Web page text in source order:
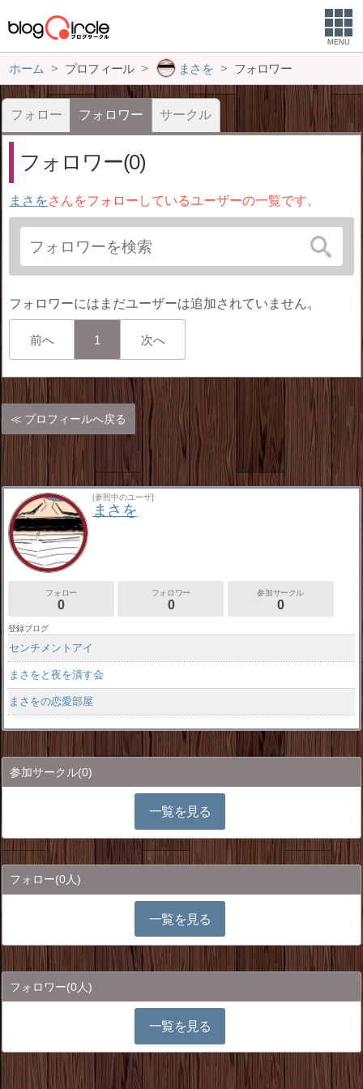
MENU
ホーム プロフィール まさを フォロワー
フォロー フォロワー サークル
フォロワー(0)
まさをさんをフォローしているユーザーの一覧です。
フォロワーにはまだユーザーは追加されていません。
前へ 1 次へ
プロフィールへ戻る
[参照中のユーザ]
まさを
フォロー
0
フォロワー
0
参加サークル
0
登録ブログ
センチメントアイ
まさをと夜を潰す会
まさをの恋愛部屋
参加サークル(0)
一覧を見る
フォロー(0人)
一覧を見る
フォロワー(0人)
一覧を見る